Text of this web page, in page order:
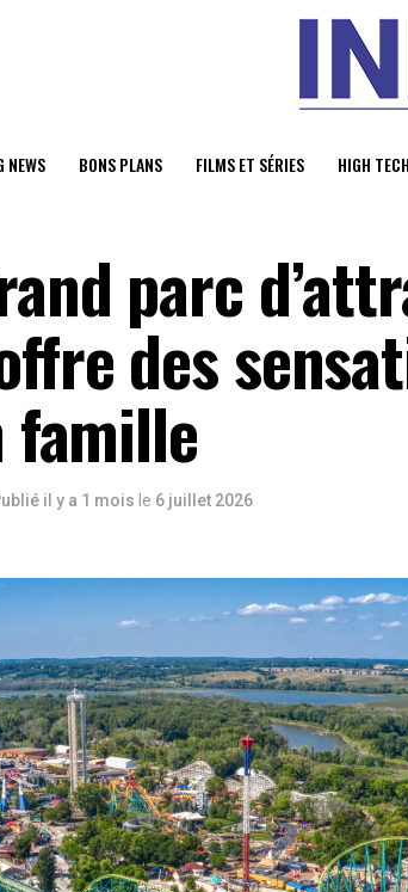
NEWS BONS PLANS FILMS ET SÉRIES HIGH TECH
parc
des
famille
il y a 1 mois le 6 juillet 2026